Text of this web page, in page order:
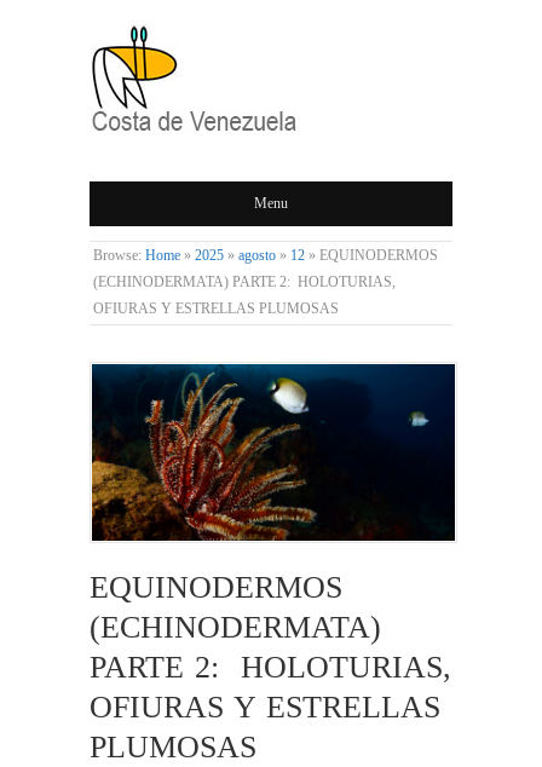
COSTA DE
VENEZUELA
Menu
Browse: Home » 2025 » agosto » 12 » EQUINODERMOS
(ECHINODERMATA) PARTE 2: HOLOTURIAS,
OFIURAS Y ESTRELLAS PLUMOSAS
EQUINODERMOS
(ECHINODERMATA)
PARTE 2: HOLOTURIAS,
OFIURAS Y ESTRELLAS
PLUMOSAS